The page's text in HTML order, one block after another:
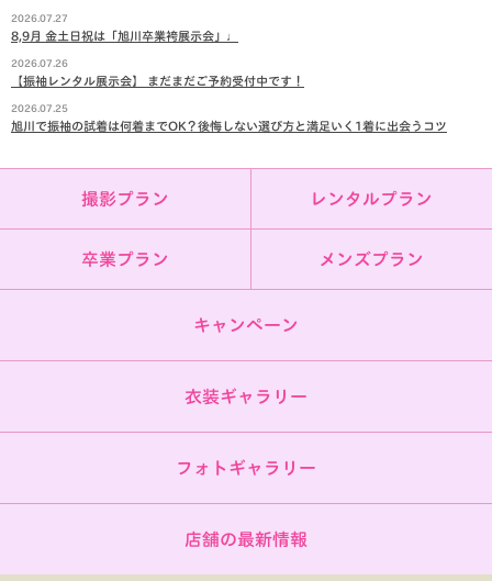
2026.07.27
8,9月 金土日祝は「旭川卒業袴展示会」♩
2026.07.26
【振袖レンタル展示会】 まだまだご予約受付中です！
2026.07.25
旭川で振袖の試着は何着までOK？後悔しない選び方と満足いく1着に出会うコツ
撮影プラン レンタルプラン
卒業プラン メンズプラン
キャンペーン
衣装ギャラリー
フォトギャラリー
店舗の最新情報